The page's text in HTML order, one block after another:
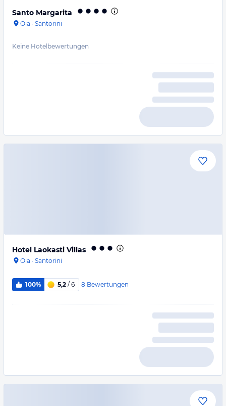
Santo Margarita
Oia · Santorini
Keine Hotelbewertungen
Hotel Laokasti Villas
Oia · Santorini
100% 5,2 / 6 8 Bewertungen